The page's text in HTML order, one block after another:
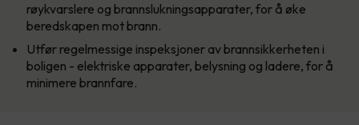
røykvarslere og brannslukningsapparater, for å øke
beredskapen mot brann.
Utfør regelmessige inspeksjoner av brannsikkerheten i
boligen - elektriske apparater, belysning og ladere, for å
minimere brannfare.